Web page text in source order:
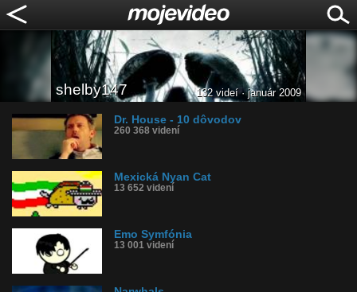
shelby147 132 videí · január 2009
Dr. House - 10 dôvodov
260 368 videní
Mexická Nyan Cat
13 652 videní
Emo Symfónia
13 001 videní